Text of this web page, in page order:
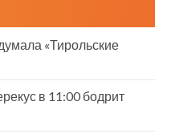
«Тирольские
в 11:00 бодрит